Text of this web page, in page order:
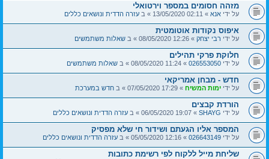
מזהה חסומים במספר וירטואלי
על ידי אנא » 02:11 13/05/2020 » ב עזרה הדדית ונושאים כללים
איפוס נקודות אוטומטית
על ידי רבי יצחק » 12:26 08/05/2020 » ב שאלות משתמשים
חלוקת פרקי תהילים
על ידי 026553050 » 11:24 08/05/2020 » ב שאלות משתמשים
חדש - מבחן אמריקאי
על ידי ימות המשיח » 17:29 07/05/2020 » ב חדש במערכת
הורדת קבצים
על ידי SHAYG » 19:07 06/05/2020 » ב עזרה הדדית ונושאים כללים
המספר אליו הגעתם ושידור חי שלא מפסיק
על ידי 026643149 » 12:16 05/05/2020 » ב עזרה הדדית ונושאים כללים
שליחת מייל ללקוח לפי רשימת כתובות